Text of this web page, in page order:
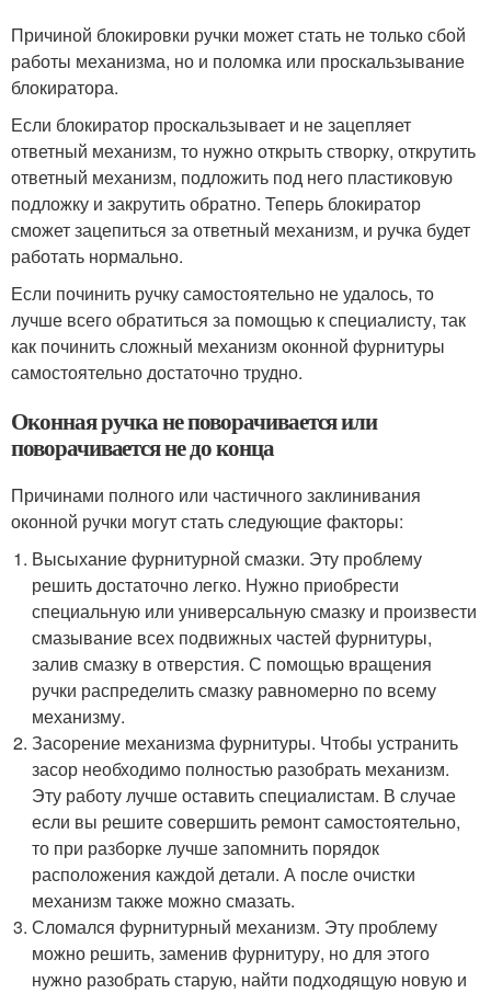
Причиной блокировки ручки может стать не только сбой
работы механизма, но и поломка или проскальзывание
блокиратора.
Если блокиратор проскальзывает и не зацепляет
ответный механизм, то нужно открыть створку, открутить
ответный механизм, подложить под него пластиковую
подложку и закрутить обратно. Теперь блокиратор
сможет зацепиться за ответный механизм, и ручка будет
работать нормально.
Если починить ручку самостоятельно не удалось, то
лучше всего обратиться за помощью к специалисту, так
как починить сложный механизм оконной фурнитуры
самостоятельно достаточно трудно.
Оконная ручка не поворачивается или
поворачивается не до конца
Причинами полного или частичного заклинивания
оконной ручки могут стать следующие факторы:
Высыхание фурнитурной смазки. Эту проблему
решить достаточно легко. Нужно приобрести
специальную или универсальную смазку и произвести
смазывание всех подвижных частей фурнитуры,
залив смазку в отверстия. С помощью вращения
ручки распределить смазку равномерно по всему
механизму.
Засорение механизма фурнитуры. Чтобы устранить
засор необходимо полностью разобрать механизм.
Эту работу лучше оставить специалистам. В случае
если вы решите совершить ремонт самостоятельно,
то при разборке лучше запомнить порядок
расположения каждой детали. А после очистки
механизм также можно смазать.
Сломался фурнитурный механизм. Эту проблему
можно решить, заменив фурнитуру, но для этого
нужно разобрать старую, найти подходящую новую и